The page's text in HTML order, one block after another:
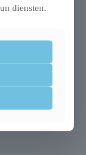
zwart
diensten.